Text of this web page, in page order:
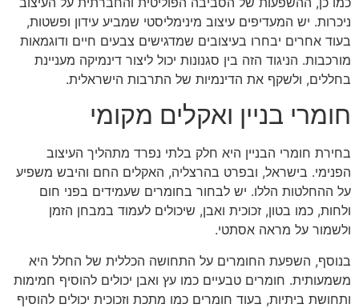
ניכרות. יש המעדיפים עיצוב מינימליסטי שמביע עידון ופשטות,
בעוד אחרים יבחרו בעיצובים שמדגישים צבעים חיים ודוגמאות
מורכבות. הניגוד הזה בין סגנונות יכול ליצור דינמיקה מעניינת
בחללים, ולשקף את הדינמיות של התרבות הישראלית.
חומרי בניין ואקלים מקומי
בחירת חומרי הבניין היא חלק בלתי נפרד מתהליך העיצוב
הפנימי. בישראל, ובפרט בהרצליה, האקלים החם והיבש משפיע
על ההחלטות הללו. יש לבחור בחומרים שעמידים בפני חום
ולחות, כמו בטון, זכוכית ואבן, שיכולים לעמוד במבחן הזמן
ולשמור על מראה אסתטי.
בנוסף, השפעת החומרים על התחושה הכללית של החלל היא
משמעותית. חומרים טבעיים כמו עץ ואבן יכולים להוסיף חמימות
ותחושת ביתיות, בעוד חומרים כמו מתכת וזכוכית יכולים להוסיף